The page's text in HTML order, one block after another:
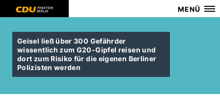
MENÜ
Geisel ließ über 300 Gefährder
wissentlich zum G20-Gipfel reisen und
dort zum Risiko für die eigenen Berliner
Polizisten werden